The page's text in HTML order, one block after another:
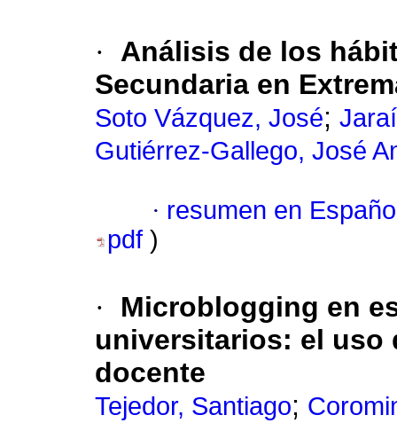
·
Análisis de los
Secundaria en
Soto Vázquez, José;
Gutiérrez-Gallego, José
· resumen en
pdf )
·
Microblogging en
universitarios: el uso
docente
Tejedor, Santiago;